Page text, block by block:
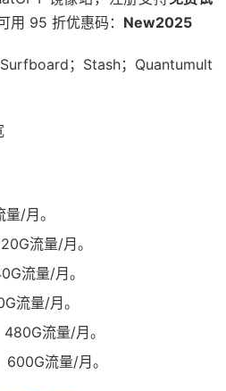
用 95 折优惠码： New2025
；Stash；Quantumult
/月。
流量/月。
流量/月。
流量/月。
流量/月。
流量/月。